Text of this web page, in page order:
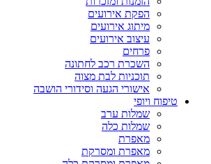
הפקת אירועים
מיתוג אירועים
עיצוב אירועים
פרחים
השכרת רכב לחתונה
תוכניות לבת מצוה
אישורי הגעה וסידורי הושבה
טיפוח ויופי
שמלות ערב
שמלות כלה
מאפרת
מאפרת ומסרקת